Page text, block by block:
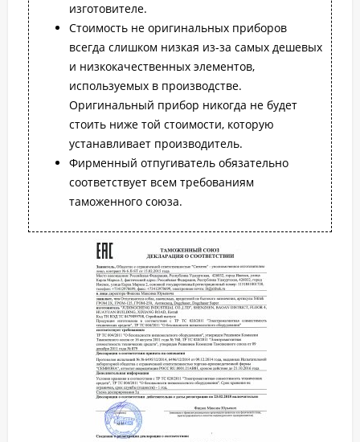
изготовителе.
Стоимость не оригинальных приборов
всегда слишком низкая из-за самых дешевых
и низкокачественных элементов,
используемых в производстве.
Оригинальный прибор никогда не будет
стоить ниже той стоимости, которую
устанавливает производитель.
Фирменный отпугиватель обязательно
соответствует всем требованиям
таможенного союза.